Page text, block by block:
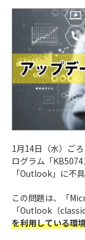
1月14日（水）ご
ログラム「
「Outlook」に不
この問題は、「
「Outlook（
を利用している環